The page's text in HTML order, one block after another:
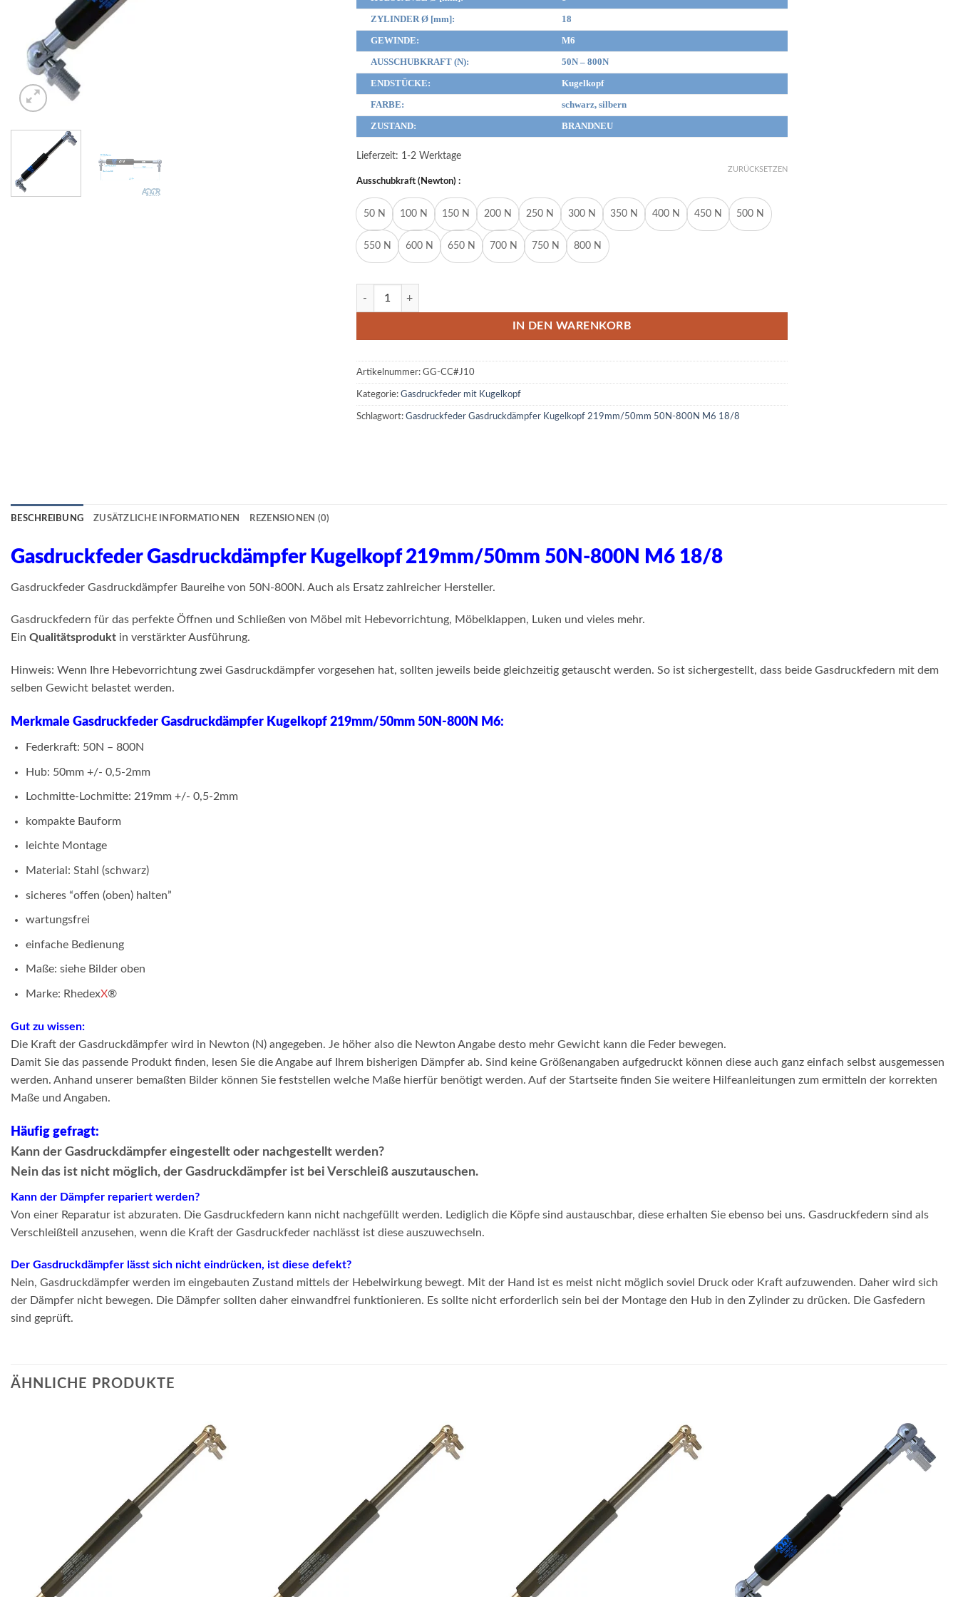
ZYLINDER Ø [mm]:
18
GEWINDE:
M6
AUSSCHUBKRAFT (N):
50N – 800N
ENDSTÜCKE:
Kugelkopf
FARBE:
schwarz, silbern
ZUSTAND:
BRANDNEU
Lieferzeit: 1-2 Werktage
Ausschubkraft (Newton) :
50 N 100 N 150 N 200 N 250 N 300 N 350 N 400 N 450 N 500 N
550 N 600 N 650 N 700 N 750 N 800 N
ZURÜCKSETZEN
Gasdruckfeder Gasdruckdämpfer Kugelkopf 219mm/50mm 50N-800N M6 18/8 Menge
IN DEN WARENKORB
Artikelnummer: GG-CC#J10
Kategorie: Gasdruckfeder mit Kugelkopf
Schlagwort: Gasdruckfeder Gasdruckdämpfer Kugelkopf 219mm/50mm 50N-800N M6 18/8
BESCHREIBUNG ZUSÄTZLICHE INFORMATIONEN REZENSIONEN (0)
Gasdruckfeder Gasdruckdämpfer Kugelkopf 219mm/50mm 50N-800N M6 18/8
Gasdruckfeder Gasdruckdämpfer Baureihe von 50N-800N. Auch als Ersatz zahlreicher Hersteller.
Gasdruckfedern für das perfekte Öffnen und Schließen von Möbel mit Hebevorrichtung, Möbelklappen, Luken und vieles mehr.
Ein Qualitätsprodukt in verstärkter Ausführung.
Hinweis: Wenn Ihre Hebevorrichtung zwei Gasdruckdämpfer vorgesehen hat, sollten jeweils beide gleichzeitig getauscht werden. So ist sichergestellt, dass beide Gasdruckfedern mit dem
selben Gewicht belastet werden.
Merkmale Gasdruckfeder Gasdruckdämpfer Kugelkopf 219mm/50mm 50N-800N M6:
Federkraft: 50N – 800N
Hub: 50mm +/- 0,5-2mm
Lochmitte-Lochmitte: 219mm +/- 0,5-2mm
kompakte Bauform
leichte Montage
Material: Stahl (schwarz)
sicheres “offen (oben) halten”
wartungsfrei
einfache Bedienung
Maße: siehe Bilder oben
Marke: RhedexX®
Gut zu wissen:
Die Kraft der Gasdruckdämpfer wird in Newton (N) angegeben. Je höher also die Newton Angabe desto mehr Gewicht kann die Feder bewegen.
Damit Sie das passende Produkt finden, lesen Sie die Angabe auf Ihrem bisherigen Dämpfer ab. Sind keine Größenangaben aufgedruckt können diese auch ganz einfach selbst ausgemessen
werden. Anhand unserer bemaßten Bilder können Sie feststellen welche Maße hierfür benötigt werden. Auf der Startseite finden Sie weitere Hilfeanleitungen zum ermitteln der korrekten
Maße und Angaben.
Häufig gefragt:
Kann der Gasdruckdämpfer eingestellt oder nachgestellt werden?
Nein das ist nicht möglich, der Gasdruckdämpfer ist bei Verschleiß auszutauschen.
Kann der Dämpfer repariert werden?
Von einer Reparatur ist abzuraten. Die Gasdruckfedern kann nicht nachgefüllt werden. Lediglich die Köpfe sind austauschbar, diese erhalten Sie ebenso bei uns. Gasdruckfedern sind als
Verschleißteil anzusehen, wenn die Kraft der Gasdruckfeder nachlässt ist diese auszuwechseln.
Der Gasdruckdämpfer lässt sich nicht eindrücken, ist diese defekt?
Nein, Gasdruckdämpfer werden im eingebauten Zustand mittels der Hebelwirkung bewegt. Mit der Hand ist es meist nicht möglich soviel Druck oder Kraft aufzuwenden. Daher wird sich
der Dämpfer nicht bewegen. Die Dämpfer sollten daher einwandfrei funktionieren. Es sollte nicht erforderlich sein bei der Montage den Hub in den Zylinder zu drücken. Die Gasfedern
sind geprüft.
ÄHNLICHE PRODUKTE